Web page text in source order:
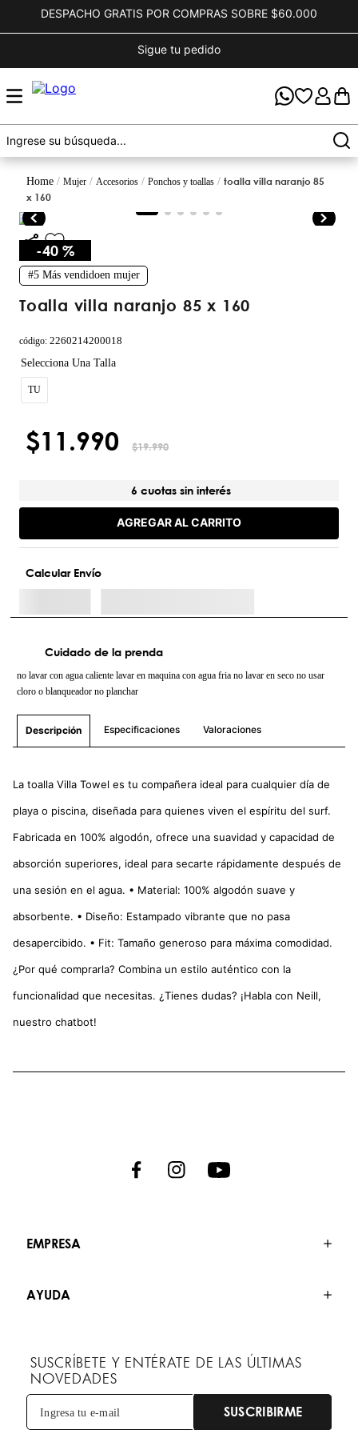
DESPACHO GRATIS POR COMPRAS SOBRE $60.000
Sigue tu pedido
mujer accesorios ponchos y toallas
toalla villa naranjo 85
x 160
-40 %
#5 Más vendidoen mujer
toalla villa naranjo 85 x 160
código: 2260214200018
TU
$11 .990 $19.990
6 cuotas sin interés
AGREGAR AL CARRITO
Calcular Envío
Cuidado de la prenda
no lavar con agua caliente lavar en maquina con agua fria no lavar en seco no usar
cloro o blanqueador no planchar
Descripción Especificaciones Valoraciones
La toalla Villa Towel es tu compañera ideal para cualquier día de
playa o piscina, diseñada para quienes viven el espíritu del surf.
Fabricada en 100% algodón, ofrece una suavidad y capacidad de
absorción superiores, ideal para secarte rápidamente después de
una sesión en el agua. • Material: 100% algodón suave y
absorbente. • Diseño: Estampado vibrante que no pasa
desapercibido. • Fit: Tamaño generoso para máxima comodidad.
¿Por qué comprarla? Combina un estilo auténtico con la
funcionalidad que necesitas. ¿Tienes dudas? ¡Habla con Neill,
nuestro chatbot!
EMPRESA
AYUDA
SUSCRÍBETE Y ENTÉRATE DE LAS ÚLTIMAS
NOVEDADES
SUSCRIBIRME